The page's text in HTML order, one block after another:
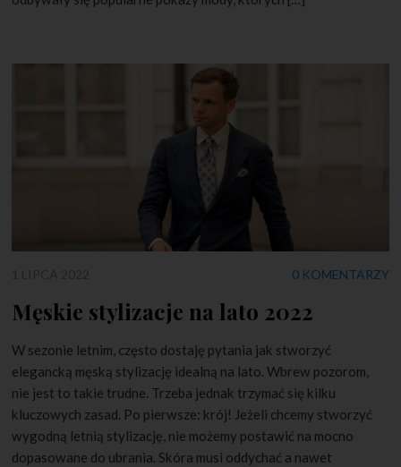
0 KOMENTARZY
Męskie stylizacje na lato 2022
W sezonie letnim, często dostaję pytania jak stworzyć
elegancką męską stylizację idealną na lato. Wbrew pozorom,
nie jest to takie trudne. Trzeba jednak trzymać się kilku
kluczowych zasad. Po pierwsze: krój! Jeżeli chcemy stworzyć
wygodną letnią stylizację, nie możemy postawić na mocno
dopasowane do ubrania. Skóra musi oddychać a nawet